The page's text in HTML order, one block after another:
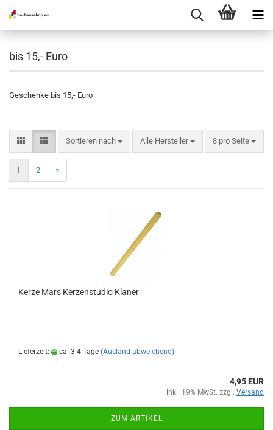
bis 15,- Euro
Geschenke bis 15,- Euro
Sortieren nach
Sortieren nach Alle Hersteller 8 pro Seite
pro Seite
1 2 »
Kerze Mars Kerzenstudio Klaner
Lieferzeit: ca. 3-4 Tage (Ausland abweichend)
4,95 EUR
inkl. 19% MwSt. zzgl. Versand
ZUM ARTIKEL